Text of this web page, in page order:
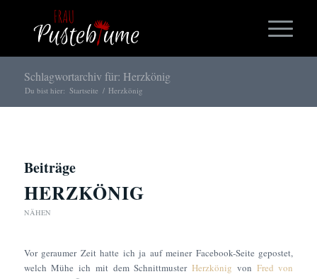
Schlagwortarchiv für: Herzkönig
Du bist hier: Startseite / Herzkönig
Beiträge
HERZKÖNIG
NÄHEN
Vor geraumer Zeit hatte ich ja auf meiner Facebook-Seite gepostet,
welch Mühe ich mit dem SchnittmusterHerzkönig von Fred von